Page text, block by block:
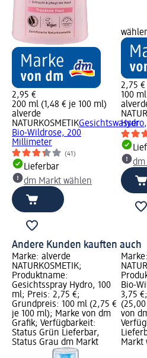
2,95 €
200 ml (1,48 € je 100 ml)
alverde
NATURKOSMETIKGesichtswasser
Bio-Wildrose, 200
Millimeter
(41)
Lieferbar
dm Markt wählen
2,75 €
100
dm
Andere Kunden kauften auch
Marke: alverde
NATURKOSMETIK;
Produktname:
Gesichtsspray Hydro, 100
ml; Preis: 2,75 €;
Grundpreis: 100 ml (2,75 €
je 100 ml); Marke von dm
Grafik; Verfügbarkeit:
Status Grün Lieferbar,
Status Grau dm Markt
Bio-
3,75
von
Markt